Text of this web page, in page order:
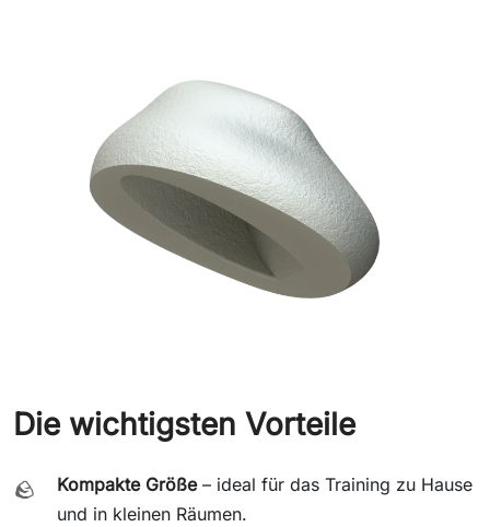
Die wichtigsten Vorteile
🪨 Kompakte Größe– ideal für das Training zu Hause
und in kleinen Räumen.